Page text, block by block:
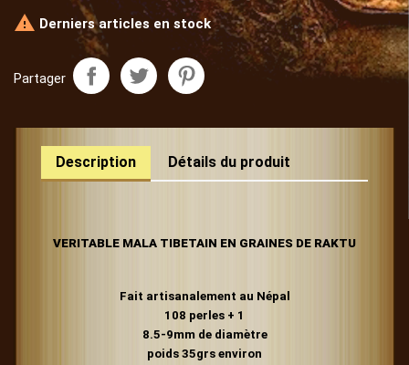
 Derniers articles en stock
Partager
Description Détails du produit
VERITABLE MALA TIBETAIN EN GRAINES DE RAKTU
Fait artisanalement au Népal
108 perles + 1
8.5-9mm de diamètre
poids 35grs environ